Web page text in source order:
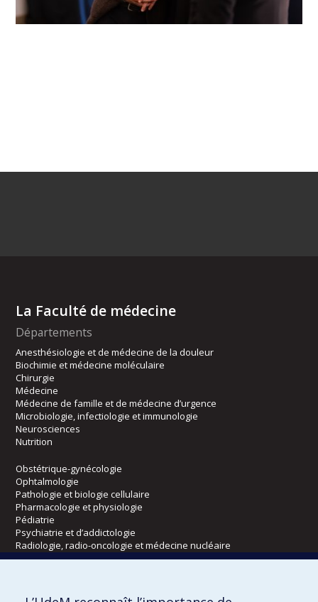
La Faculté de médecine
Départements
Anesthésiologie et de médecine de la douleur
Biochimie et médecine moléculaire
Chirurgie
Médecine
Médecine de famille et de médecine d’urgence
Microbiologie, infectiologie et immunologie
Neurosciences
Nutrition
Obstétrique-gynécologie
Ophtalmologie
Pathologie et biologie cellulaire
Pharmacologie et physiologie
Pédiatrie
Psychiatrie et d’addictologie
Radiologie, radio-oncologie et médecine nucléaire